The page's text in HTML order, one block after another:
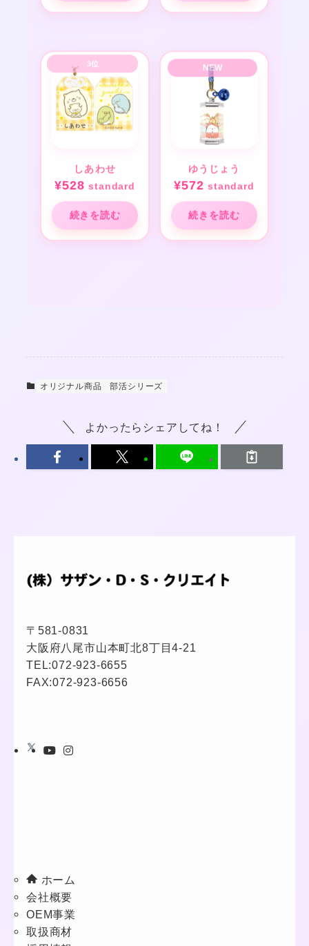
しあわせ
¥528 standard
続きを読む
ゆうじょう
¥572 standard
続きを読む
オリジナル商品 部活シリーズ
よかったらシェアしてね！
〒581-0831
大阪府八尾市山本町北8丁目4-21
TEL:072-923-6655
FAX:072-923-6656
ホーム
会社概要
OEM事業
取扱商材